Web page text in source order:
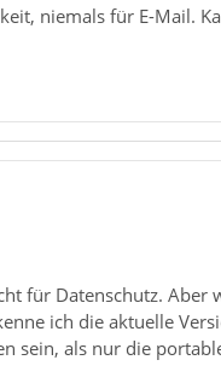
niemals für E-Mail.
für Datenschutz. Aber
ich die aktuelle
sein, als nur die